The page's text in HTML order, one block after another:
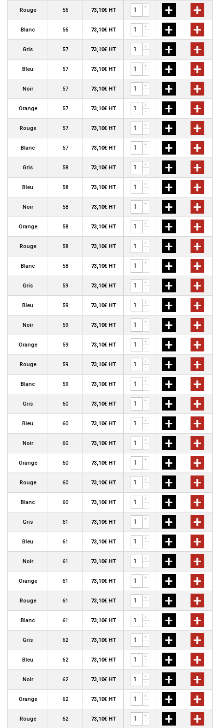
Rouge 56 73,10€ HT
+
-
+ +
Blanc 56 73,10€ HT
+
-
+ +
Gris 57 73,10€ HT
+
-
+ +
Bleu 57 73,10€ HT
+
-
+ +
Noir 57 73,10€ HT
+
-
+ +
Orange 57 73,10€ HT
+
-
+ +
Rouge 57 73,10€ HT
+
-
+ +
Blanc 57 73,10€ HT
+
-
+ +
Gris 58 73,10€ HT
+
-
+ +
Bleu 58 73,10€ HT
+
-
+ +
Noir 58 73,10€ HT
+
-
+ +
Orange 58 73,10€ HT
+
-
+ +
Rouge 58 73,10€ HT
+
-
+ +
Blanc 58 73,10€ HT
+
-
+ +
Gris 59 73,10€ HT
+
-
+ +
Bleu 59 73,10€ HT
+
-
+ +
Noir 59 73,10€ HT
+
-
+ +
Orange 59 73,10€ HT
+
-
+ +
Rouge 59 73,10€ HT
+
-
+ +
Blanc 59 73,10€ HT
+
-
+ +
Gris 60 73,10€ HT
+
-
+ +
Bleu 60 73,10€ HT
+
-
+ +
Noir 60 73,10€ HT
+
-
+ +
Orange 60 73,10€ HT
+
-
+ +
Rouge 60 73,10€ HT
+
-
+ +
Blanc 60 73,10€ HT
+
-
+ +
Gris 61 73,10€ HT
+
-
+ +
Bleu 61 73,10€ HT
+
-
+ +
Noir 61 73,10€ HT
+
-
+ +
Orange 61 73,10€ HT
+
-
+ +
Rouge 61 73,10€ HT
+
-
+ +
Blanc 61 73,10€ HT
+
-
+ +
Gris 62 73,10€ HT
+
-
+ +
Bleu 62 73,10€ HT
+
-
+ +
Noir 62 73,10€ HT
+
-
+ +
Orange 62 73,10€ HT
+
-
+ +
Rouge 62 73,10€ HT
+
-
+ +